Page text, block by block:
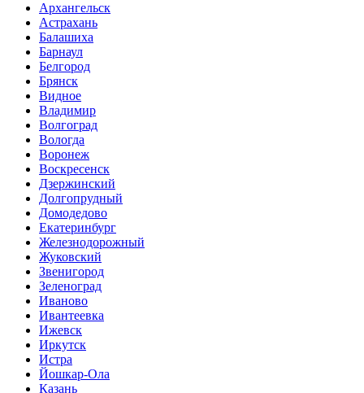
Архангельск
Астрахань
Балашиха
Барнаул
Белгород
Брянск
Видное
Владимир
Волгоград
Вологда
Воронеж
Воскресенск
Дзержинский
Долгопрудный
Домодедово
Екатеринбург
Железнодорожный
Жуковский
Звенигород
Зеленоград
Иваново
Ивантеевка
Ижевск
Иркутск
Истра
Йошкар-Ола
Казань